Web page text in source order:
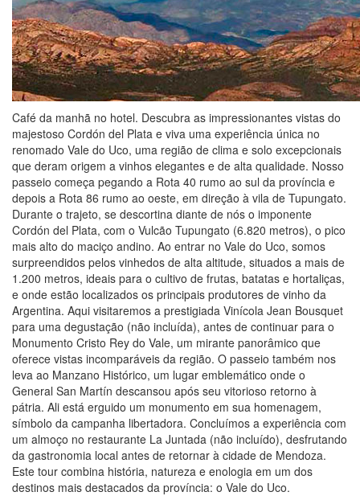
Café da manhã no hotel. Descubra as impressionantes vistas do
majestoso Cordón del Plata e viva uma experiência única no
renomado Vale do Uco, uma região de clima e solo excepcionais
que deram origem a vinhos elegantes e de alta qualidade. Nosso
passeio começa pegando a Rota 40 rumo ao sul da província e
depois a Rota 86 rumo ao oeste, em direção à vila de Tupungato.
Durante o trajeto, se descortina diante de nós o imponente
Cordón del Plata, com o Vulcão Tupungato (6.820 metros), o pico
mais alto do maciço andino. Ao entrar no Vale do Uco, somos
surpreendidos pelos vinhedos de alta altitude, situados a mais de
1.200 metros, ideais para o cultivo de frutas, batatas e hortaliças,
e onde estão localizados os principais produtores de vinho da
Argentina. Aqui visitaremos a prestigiada Vinícola Jean Bousquet
para uma degustação (não incluída), antes de continuar para o
Monumento Cristo Rey do Vale, um mirante panorâmico que
oferece vistas incomparáveis da região. O passeio também nos
leva ao Manzano Histórico, um lugar emblemático onde o
General San Martín descansou após seu vitorioso retorno à
pátria. Ali está erguido um monumento em sua homenagem,
símbolo da campanha libertadora. Concluímos a experiência com
um almoço no restaurante La Juntada (não incluído), desfrutando
da gastronomia local antes de retornar à cidade de Mendoza.
Este tour combina história, natureza e enologia em um dos
destinos mais destacados da província: o Vale do Uco.